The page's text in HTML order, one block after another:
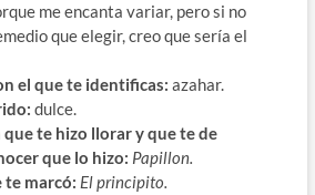
me encanta variar, pero si no
que elegir, creo que sería el
el que te identificas:azahar.
dulce.
que te hizo llorar y que te de
que lo hizo: Papillon.
te marcó: El principito.